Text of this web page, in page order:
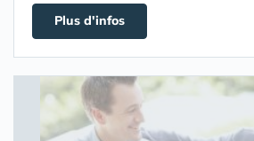
Plus d'infos